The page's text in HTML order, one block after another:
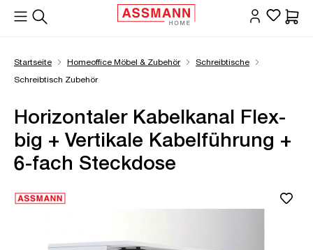
springen
Startseite Homeoffice Möbel & Zubehör
Schreibtische
Schreibtisch Zubehör
Horizontaler Kabelkanal Flex-
big + Vertikale Kabelführung +
6-fach Steckdose